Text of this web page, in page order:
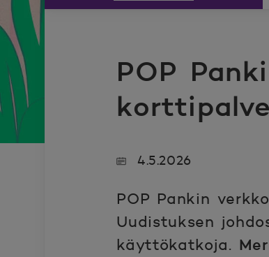
POP
4.5.2026
POP Pankin
Uudistuksen
käyttökatkoja.